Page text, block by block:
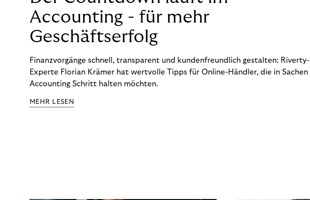
Accounting - für mehr
Geschäftserfolg
Finanzvorgänge schnell, transparent und kundenfreundlich gestalten: Riverty-
Experte Florian Krämer hat wertvolle Tipps für Online-Händler, die in Sachen
Accounting Schritt halten möchten.
MEHR LESEN